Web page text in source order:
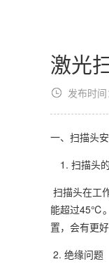
激光
发布时
一、扫描头
1. 扫描头
扫描头在工
能超过45℃
置，会有更
2. 绝缘问题